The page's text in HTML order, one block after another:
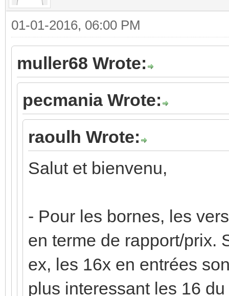
01-01-2016, 06:00 PM
muller68 Wrote:
pecmania Wrote:
raoulh Wrote:
Salut et bienvenu,
- Pour les bornes, les
en terme de rapport/prix.
ex, les 16x en entrées
plus interessant les 16